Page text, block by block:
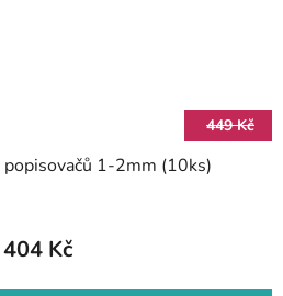
449 Kč
popisovačů 1-2mm (10ks)
404 Kč